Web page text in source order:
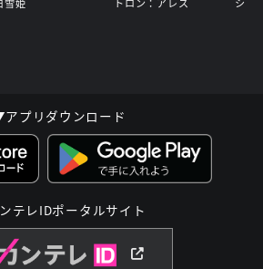
プリダウンロード
テレIDポータルサイト